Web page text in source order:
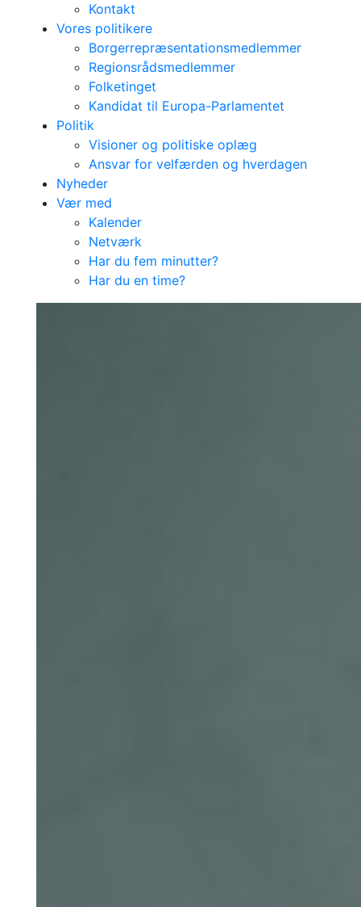
Kontakt
Vores politikere
Borgerrepræsentationsmedlemmer
Regionsrådsmedlemmer
Folketinget
Kandidat til Europa-Parlamentet
Politik
Visioner og politiske oplæg
Ansvar for velfærden og hverdagen
Nyheder
Vær med
Kalender
Netværk
Har du fem minutter?
Har du en time?